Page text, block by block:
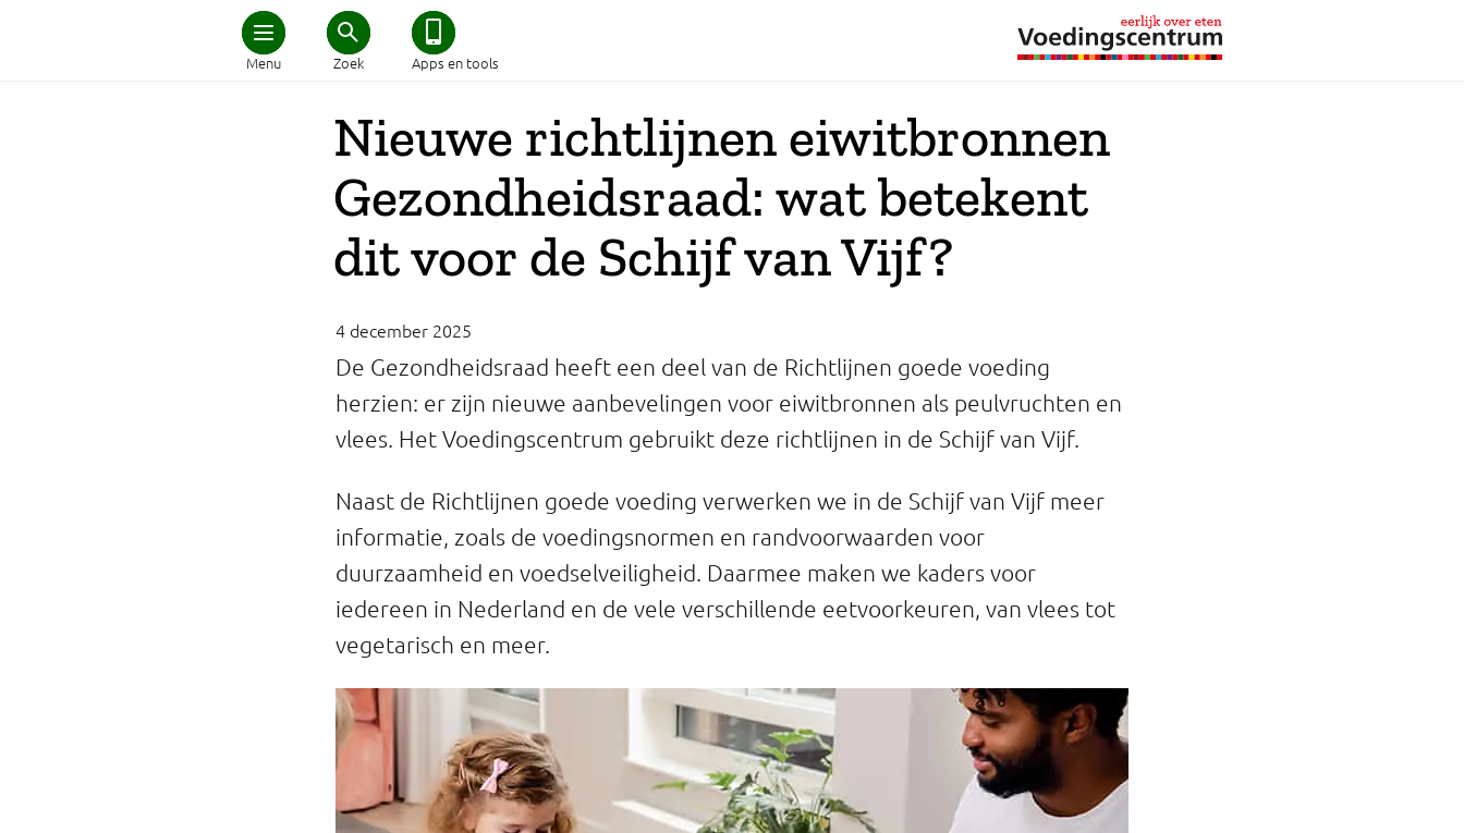
Menu Zoek Apps en tools
Home
Schijf van Vijf
Recepten
Afvallen
Duurzaam eten
Veilig eten
Professionals
Eetomgevingen
Nieuwe richtlijnen eiwitbronnen
Gezondheidsraad: wat betekent
dit voor de Schijf van Vijf?
4 december 2025
De Gezondheidsraad heeft een deel van de Richtlijnen goede voeding
herzien: er zijn nieuwe aanbevelingen voor eiwitbronnen als peulvruchten en
vlees. Het Voedingscentrum gebruikt deze richtlijnen in de Schijf van Vijf.
Naast de Richtlijnen goede voeding verwerken we in de Schijf van Vijf meer
informatie, zoals de voedingsnormen en randvoorwaarden voor
duurzaamheid en voedselveiligheid. Daarmee maken we kaders voor
iedereen in Nederland en de vele verschillende eetvoorkeuren, van vlees tot
vegetarisch en meer.